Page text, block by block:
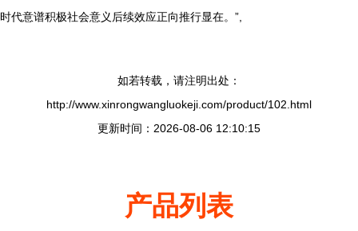
时代意谱积极社会意义后续效应正向推行显在。”,
如若转载，请注明出处：
http://www.xinrongwangluokeji.com/product/102.html
更新时间：2026-08-06 12:10:15
产品列表